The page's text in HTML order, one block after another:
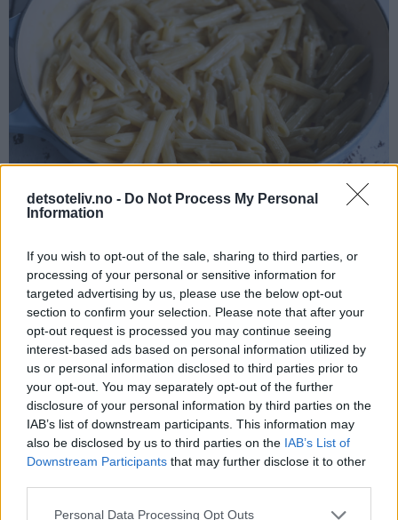
detsoteliv.no - Do Not Process My Personal
Information
If you wish to opt-out of the sale, sharing to third parties, or
processing of your personal or sensitive information for
targeted advertising by us, please use the below opt-out
section to confirm your selection. Please note that after your
opt-out request is processed you may continue seeing
interest-based ads based on personal information utilized by
us or personal information disclosed to third parties prior to
your opt-out. You may separately opt-out of the further
disclosure of your personal information by third parties on the
IAB’s list of downstream participants. This information may
also be disclosed by us to third parties on the IAB’s List of
Downstream Participants that may further disclose it to other
Personal Data Processing Opt Outs
Skjær røkelaks i små biter.